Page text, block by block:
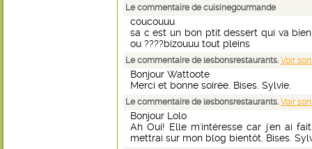
Le commentaire de cuisinegourmande
coucouuu
sa c est un bon ptit dessert qui va
ou ????bizouuu tout pleins
Le commentaire de lesbonsrestaurants. Voir
Bonjour Wattoote
Merci et bonne soirée. Bises. Sylvie.
Le commentaire de lesbonsrestaurants. Voir
Bonjour Lolo
Ah Oui! Elle m'intéresse car j'en ai
mettrai sur mon blog bientôt. Bises.